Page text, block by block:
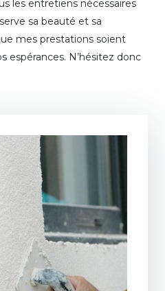
les entretiens nécessaires
sa beauté et sa
mes prestations soient
espérances. N’hésitez donc